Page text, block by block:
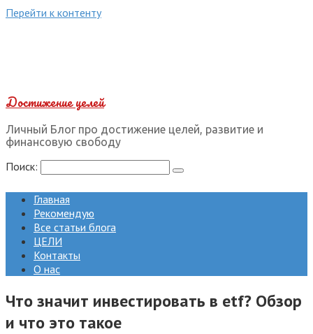
Перейти к контенту
Достижение целей
Личный Блог про достижение целей, развитие и
финансовую свободу
Поиск:
Главная
Рекомендую
Все статьи блога
ЦЕЛИ
Контакты
О нас
Что значит инвестировать в etf? Обзор
и что это такое